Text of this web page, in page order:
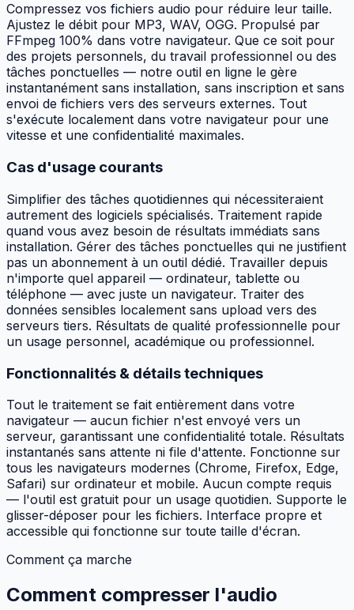
Compressez vos fichiers audio pour réduire leur taille.
Ajustez le débit pour MP3, WAV, OGG. Propulsé par
FFmpeg 100% dans votre navigateur. Que ce soit pour
des projets personnels, du travail professionnel ou des
tâches ponctuelles — notre outil en ligne le gère
instantanément sans installation, sans inscription et sans
envoi de fichiers vers des serveurs externes. Tout
s'exécute localement dans votre navigateur pour une
vitesse et une confidentialité maximales.
Cas d'usage courants
Simplifier des tâches quotidiennes qui nécessiteraient
autrement des logiciels spécialisés. Traitement rapide
quand vous avez besoin de résultats immédiats sans
installation. Gérer des tâches ponctuelles qui ne justifient
pas un abonnement à un outil dédié. Travailler depuis
n'importe quel appareil — ordinateur, tablette ou
téléphone — avec juste un navigateur. Traiter des
données sensibles localement sans upload vers des
serveurs tiers. Résultats de qualité professionnelle pour
un usage personnel, académique ou professionnel.
Fonctionnalités & détails techniques
Tout le traitement se fait entièrement dans votre
navigateur — aucun fichier n'est envoyé vers un
serveur, garantissant une confidentialité totale. Résultats
instantanés sans attente ni file d'attente. Fonctionne sur
tous les navigateurs modernes (Chrome, Firefox, Edge,
Safari) sur ordinateur et mobile. Aucun compte requis
— l'outil est gratuit pour un usage quotidien. Supporte le
glisser-déposer pour les fichiers. Interface propre et
accessible qui fonctionne sur toute taille d'écran.
Comment ça marche
Comment compresser l'audio